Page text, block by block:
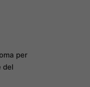
per
del